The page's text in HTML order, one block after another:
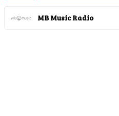
MB Music Radio